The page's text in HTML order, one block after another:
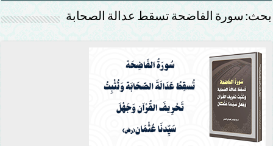
بحث: سورة الفاضحة تسقط عدالة الصحابة